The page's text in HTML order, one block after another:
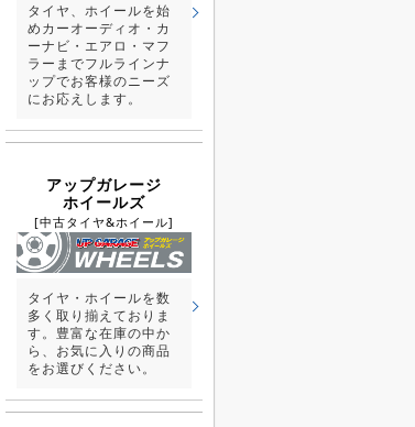
タイヤ、ホイールを始
めカーオーディオ・カ
ーナビ・エアロ・マフ
ラーまでフルラインナ
ップでお客様のニーズ
にお応えします。
アップガレージ
ホイールズ
[中古タイヤ&ホイール]
タイヤ・ホイールを数
多く取り揃えておりま
す。豊富な在庫の中か
ら、お気に入りの商品
をお選びください。